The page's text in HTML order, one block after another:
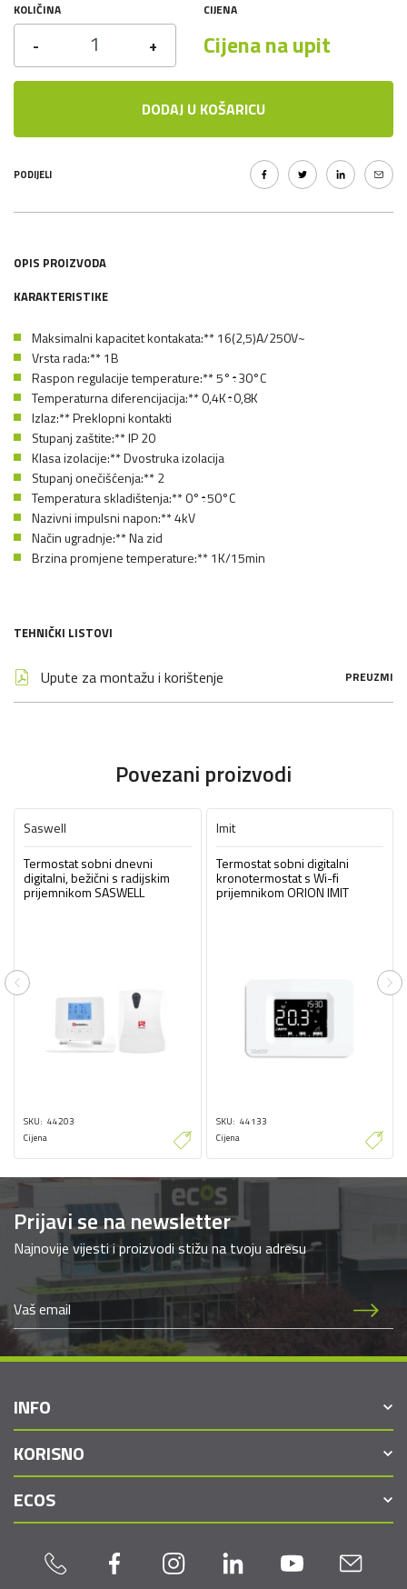
KOLIČINA
- +
CIJENA
Cijena na upit
DODAJ U KOŠARICU
PODIJELI
OPIS PROIZVODA
KARAKTERISTIKE
Maksimalni kapacitet kontakata:** 16(2,5)A/250V~
Vrsta rada:** 1B
Raspon regulacije temperature:** 5°÷30°C
Temperaturna diferencijacija:** 0,4K÷0,8K
Izlaz:** Preklopni kontakti
Stupanj zaštite:** IP 20
Klasa izolacije:** Dvostruka izolacija
Stupanj onečišćenja:** 2
Temperatura skladištenja:** 0°÷50°C
Nazivni impulsni napon:** 4kV
Način ugradnje:** Na zid
Brzina promjene temperature:** 1K/15min
TEHNIČKI LISTOVI
Upute za montažu i korištenje PREUZMI
Povezani proizvodi
Saswell
Termostat sobni dnevni
digitalni, bežični s radijskim
prijemnikom SASWELL
SKU 44203
Cijena
Imit
Termostat sobni digitalni
kronotermostat s Wi-fi
prijemnikom ORION IMIT
SKU 44133
Cijena
Previous
Prijavi se na newsletter
Najnovije vijesti i proizvodi stižu na tvoju adresu
INFO
KORISNO
ECOS